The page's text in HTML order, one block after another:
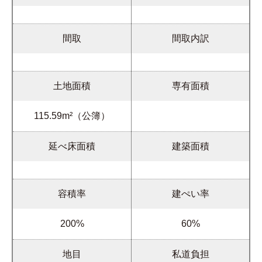
間取 間取内訳
土地面積
115.59m²（公簿）
専有面積
延べ床面積 建築面積
容積率
200%
建ぺい率
60%
地目 私道負担